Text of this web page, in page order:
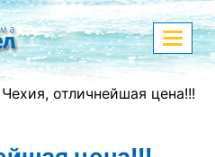
68
меню
Чехия, отличнейшая цена!!!